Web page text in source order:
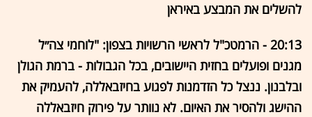
להשלים את המבצע באיראן
20:13 - הרמטכ"ל לראשי הרשויות בצפון: "לוחמי צה״ל
מגנים ופועלים בחזית היישובים, בכל הגבולות - ברמת הגולן
ובלבנון. ננצל כל הזדמנות לפגוע בחיזבאללה, להעמיק את
ההישג ולהסיר את האיום. לא נוותר על פירוק חיזבאללה